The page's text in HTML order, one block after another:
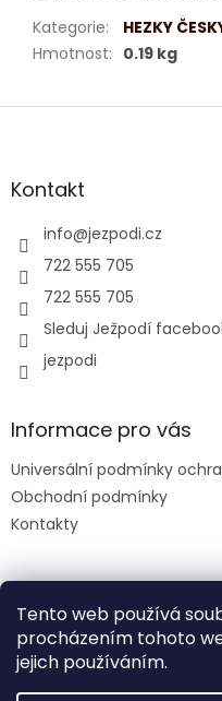
Tento web používá
procházením tohoto
jejich používáním.
Kategorie:
HEZKY
Hmotnost: 0.19 kg
Z
aKontakt
info@jezpodi.cz
722 555 705
722 555 705
Sleduj Ježpodí
jezpodi
Informace pro vás
Universální podmínky
Obchodní podmínky
Kontakty
Facebook